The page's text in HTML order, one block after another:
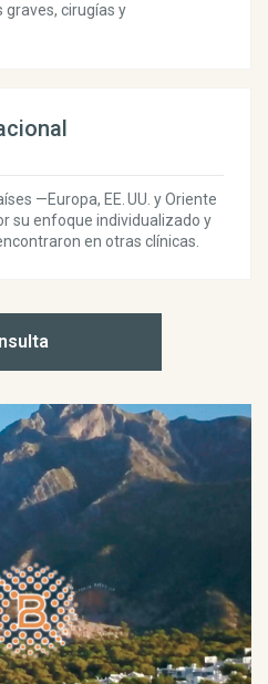
graves, cirugías y
—Europa, EE. UU. y Oriente
su enfoque individualizado y
en otras clínicas.